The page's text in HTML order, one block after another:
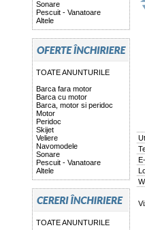
Sonare
Pescuit - Vanatoare
Altele
TOATE ANUNTURILE
Barca fara motor
Barca cu motor
Barca, motor si peridoc
Motor
Peridoc
Skijet
Veliere
Navomodele
Sonare
Pescuit - Vanatoare
Altele
TOATE ANUNTURILE